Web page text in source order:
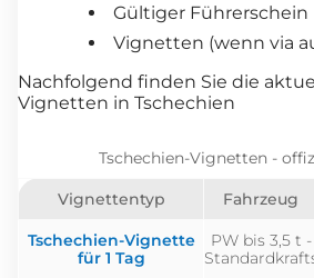
Gültiger Führerschein
Vignetten (wenn via
Nachfolgend finden Sie die
Vignetten in Tschechien
Tschechien-Vignetten -
Vignettentyp Fahrzeug
Tschechien-Vignette
für 1 Tag
PW bis 3,5 t -